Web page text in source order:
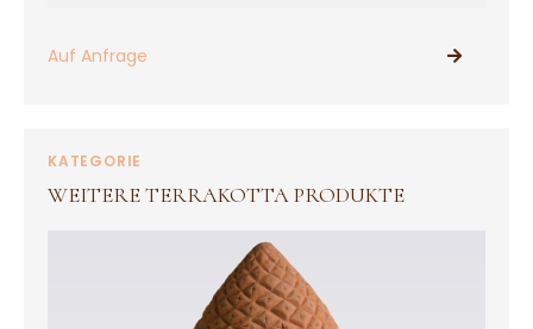
Auf Anfrage
PRODUKTE ANSEHEN
KATEGORIE
WEITERE TERRAKOTTA PRODUKTE